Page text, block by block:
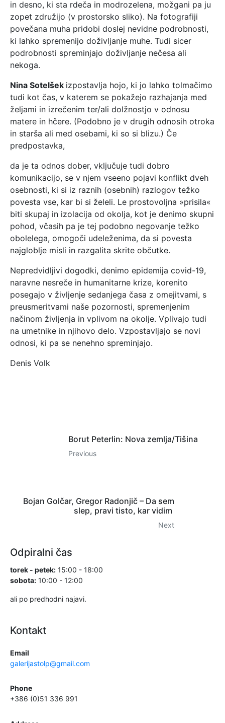
in desno, ki sta rdeča in modrozelena, možgani pa ju
zopet združijo (v prostorsko sliko). Na fotografiji
povečana muha pridobi doslej nevidne podrobnosti,
ki lahko spremenijo doživljanje muhe. Tudi sicer
podrobnosti spreminjajo doživljanje nečesa ali
nekoga.
Nina Sotelšek izpostavlja hojo, ki jo lahko tolmačimo
tudi kot čas, v katerem se pokažejo razhajanja med
željami in izrečenim ter/ali dolžnostjo v odnosu
matere in hčere. (Podobno je v drugih odnosih otroka
in starša ali med osebami, ki so si blizu.) Če
predpostavka,
da je ta odnos dober, vključuje tudi dobro
komunikacijo, se v njem vseeno pojavi konflikt dveh
osebnosti, ki si iz raznih (osebnih) razlogov težko
povesta vse, kar bi si želeli. Le prostovoljna »prisila«
biti skupaj in izolacija od okolja, kot je denimo skupni
pohod, včasih pa je tej podobno negovanje težko
obolelega, omogoči udeleženima, da si povesta
najgloblje misli in razgalita skrite občutke.
Nepredvidljivi dogodki, denimo epidemija covid-19,
naravne nesreče in humanitarne krize, korenito
posegajo v življenje sedanjega časa z omejitvami, s
preusmeritvami naše pozornosti, spremenjenim
načinom življenja in vplivom na okolje. Vplivajo tudi
na umetnike in njihovo delo. Vzpostavljajo se novi
odnosi, ki pa se nenehno spreminjajo.
Denis Volk
Borut Peterlin: Nova zemlja/Tišina
Previous
Bojan Golčar, Gregor Radonjič – Da sem
slep, pravi tisto, kar vidim
Next
Odpiralni čas
torek - petek: 15:00 - 18:00
sobota: 10:00 - 12:00
ali po predhodni najavi.
Kontakt
Email
galerijastolp@gmail.com
Phone
+386 (0)51 336 991